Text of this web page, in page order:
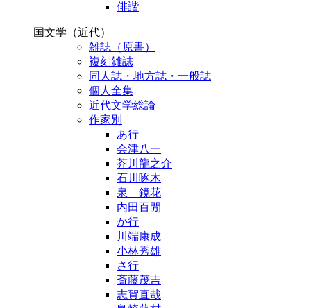
俳諧
国文学（近代）
雑誌（原書）
複刻雑誌
同人誌・地方誌・一般誌
個人全集
近代文学総論
作家別
あ行
会津八一
芥川龍之介
石川啄木
泉 鏡花
内田百閒
か行
川端康成
小林秀雄
さ行
斎藤茂吉
志賀直哉